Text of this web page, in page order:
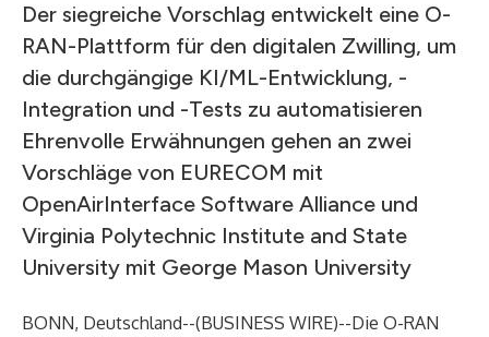
Der siegreiche Vorschlag entwickelt eine O-
RAN-Plattform für den digitalen Zwilling, um
die durchgängige KI/ML-Entwicklung, -
Integration und -Tests zu automatisieren
Ehrenvolle Erwähnungen gehen an zwei
Vorschläge von EURECOM mit
OpenAirInterface Software Alliance und
Virginia Polytechnic Institute and State
University mit George Mason University
BONN, Deutschland--(BUSINESS WIRE)--Die O-RAN